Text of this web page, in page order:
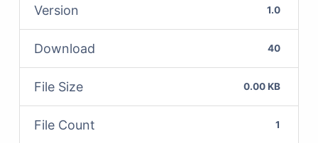
Version 1.0
Download 40
File Size 0.00 KB
File Count 1